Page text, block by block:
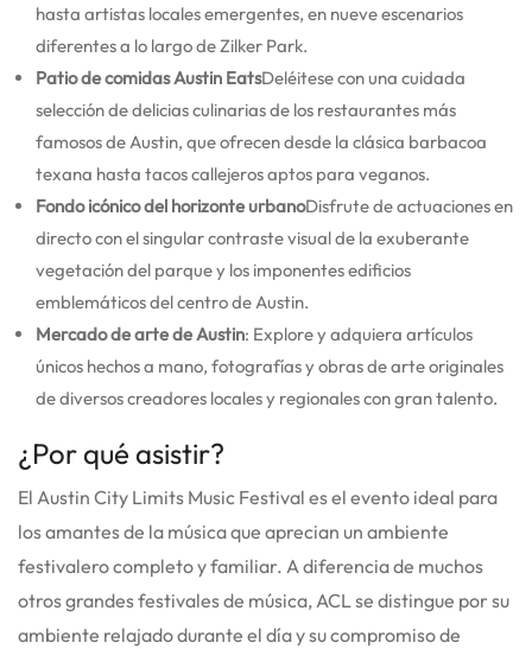
hasta artistas locales emergentes, en nueve escenarios
diferentes a lo largo de Zilker Park.
Patio de comidas Austin EatsDeléitese con una cuidada
selección de delicias culinarias de los restaurantes más
famosos de Austin, que ofrecen desde la clásica barbacoa
texana hasta tacos callejeros aptos para veganos.
Fondo icónico del horizonte urbanoDisfrute de actuaciones en
directo con el singular contraste visual de la exuberante
vegetación del parque y los imponentes edificios
emblemáticos del centro de Austin.
Mercado de arte de Austin: Explore y adquiera artículos
únicos hechos a mano, fotografías y obras de arte originales
de diversos creadores locales y regionales con gran talento.
¿Por qué asistir?
El Austin City Limits Music Festival es el evento ideal para
los amantes de la música que aprecian un ambiente
festivalero completo y familiar. A diferencia de muchos
otros grandes festivales de música, ACL se distingue por su
ambiente relajado durante el día y su compromiso de